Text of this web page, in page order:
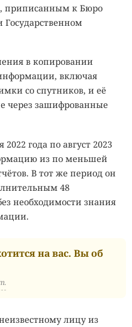
приписанным к Бюро
Государственном
в копировании
включая
со спутников, и её
через зашифрованные
года по август 2023
из по меньшей
В тот же период он
48
необходимости знания
на вас. Вы об
лицу из